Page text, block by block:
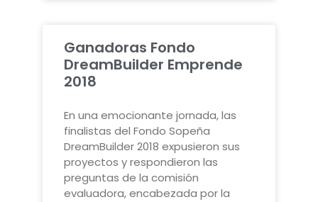
Ganadoras Fondo
DreamBuilder Emprende
2018
En una emocionante jornada, las
finalistas del Fondo Sopeña
DreamBuilder 2018 expusieron sus
proyectos y respondieron las
preguntas de la comisión
evaluadora, encabezada por la